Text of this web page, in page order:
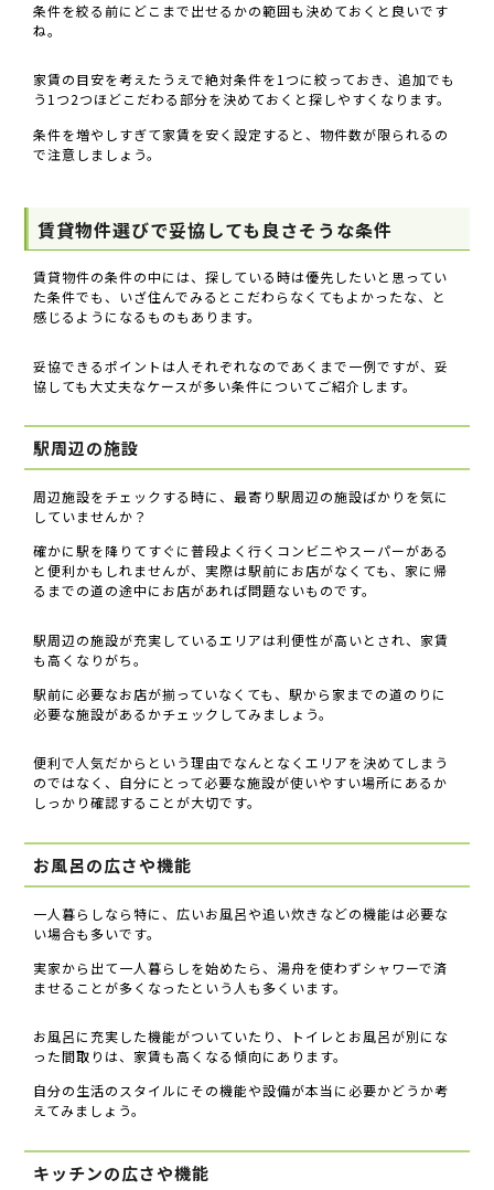
条件を絞る前にどこまで出せるかの範囲も決めておくと良いです
ね。
家賃の目安を考えたうえで絶対条件を1つに絞っておき、追加でも
う1つ2つほどこだわる部分を決めておくと探しやすくなります。
条件を増やしすぎて家賃を安く設定すると、物件数が限られるの
で注意しましょう。
賃貸物件選びで妥協しても良さそうな条件
賃貸物件の条件の中には、探している時は優先したいと思ってい
た条件でも、いざ住んでみるとこだわらなくてもよかったな、と
感じるようになるものもあります。
妥協できるポイントは人それぞれなのであくまで一例ですが、妥
協しても大丈夫なケースが多い条件についてご紹介します。
駅周辺の施設
周辺施設をチェックする時に、最寄り駅周辺の施設ばかりを気に
していませんか？
確かに駅を降りてすぐに普段よく行くコンビニやスーパーがある
と便利かもしれませんが、実際は駅前にお店がなくても、家に帰
るまでの道の途中にお店があれば問題ないものです。
駅周辺の施設が充実しているエリアは利便性が高いとされ、家賃
も高くなりがち。
駅前に必要なお店が揃っていなくても、駅から家までの道のりに
必要な施設があるかチェックしてみましょう。
便利で人気だからという理由でなんとなくエリアを決めてしまう
のではなく、自分にとって必要な施設が使いやすい場所にあるか
しっかり確認することが大切です。
お風呂の広さや機能
一人暮らしなら特に、広いお風呂や追い炊きなどの機能は必要な
い場合も多いです。
実家から出て一人暮らしを始めたら、湯舟を使わずシャワーで済
ませることが多くなったという人も多くいます。
お風呂に充実した機能がついていたり、トイレとお風呂が別にな
った間取りは、家賃も高くなる傾向にあります。
自分の生活のスタイルにその機能や設備が本当に必要かどうか考
えてみましょう。
キッチンの広さや機能